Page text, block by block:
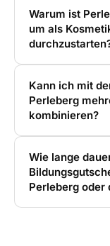
Warum ist
um als
Kann ich mit
Perleberg
kombinieren?
Wie lange
Perleberg oder